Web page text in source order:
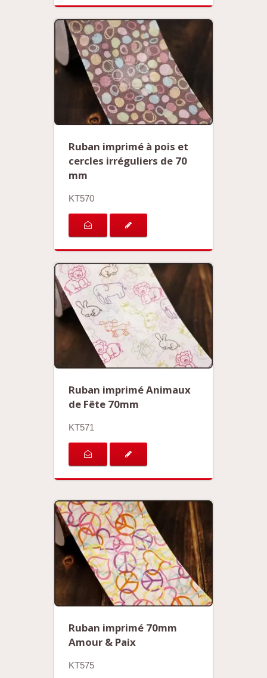
Ruban imprimé à pois et
cercles irréguliers de 70
mm
KT570
Ruban imprimé Animaux
de Fête 70mm
KT571
Ruban imprimé 70mm
Amour & Paix
KT575